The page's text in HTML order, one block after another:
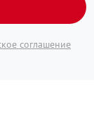
соглашение